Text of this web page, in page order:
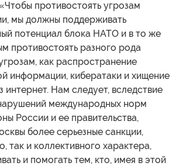
противостоять угрозам
мы должны поддерживать
потенциал блока НАТО и в то же
противостоять разного рода
как распространение
информации, кибератаки и хищение
интернет. Нам следует, вследствие
международных норм
России и ее правительства,
более серьезные санкции,
так и коллективного характера,
и помогать тем, кто, имея в этой